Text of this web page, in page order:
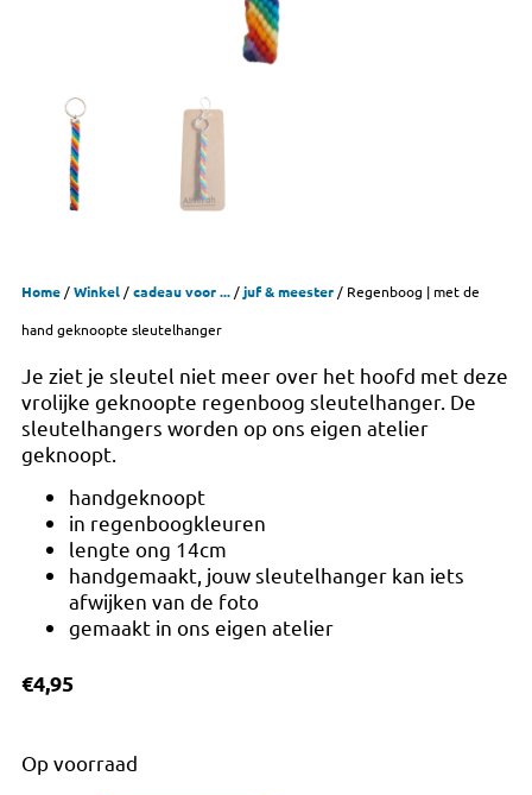
Home/Winkel/cadeau voor .../juf & meester/ Regenboog | met de
hand geknoopte sleutelhanger
Je ziet je sleutel niet meer over het hoofd met deze
vrolijke geknoopte regenboog sleutelhanger. De
sleutelhangers worden op ons eigen atelier
geknoopt.
handgeknoopt
in regenboogkleuren
lengte ong 14cm
handgemaakt, jouw sleutelhanger kan iets
afwijken van de foto
gemaakt in ons eigen atelier
€4,95
Op voorraad